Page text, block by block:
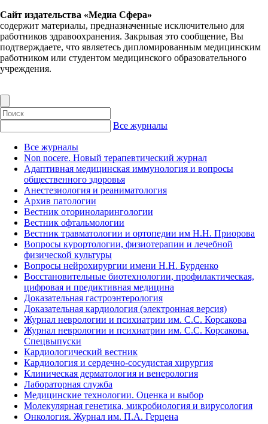
Сайт издательства «Медиа Сфера»
содержит материалы, предназначенные исключительно для
работников здравоохранения. Закрывая это сообщение, Вы
подтверждаете, что являетесь дипломированным медицинским
работником или студентом медицинского образовательного
учреждения.
Все журналы
Все журналы
Non nocere. Новый терапевтический журнал
Адаптивная медицинская иммунология и вопросы
общественного здоровья
Анестезиология и реаниматология
Архив патологии
Вестник оториноларингологии
Вестник офтальмологии
Вестник травматологии и ортопедии им Н.Н. Приорова
Вопросы курортологии, физиотерапии и лечебной
физической культуры
Вопросы нейрохирургии имени Н.Н. Бурденко
Восстановительные биотехнологии, профилактическая,
цифровая и предиктивная медицина
Доказательная гастроэнтерология
Доказательная кардиология (электронная версия)
Журнал неврологии и психиатрии им. С.С. Корсакова
Журнал неврологии и психиатрии им. С.С. Корсакова.
Спецвыпуски
Кардиологический вестник
Кардиология и сердечно-сосудистая хирургия
Клиническая дерматология и венерология
Лабораторная служба
Медицинские технологии. Оценка и выбор
Молекулярная генетика, микробиология и вирусология
Онкология. Журнал им. П.А. Герцена